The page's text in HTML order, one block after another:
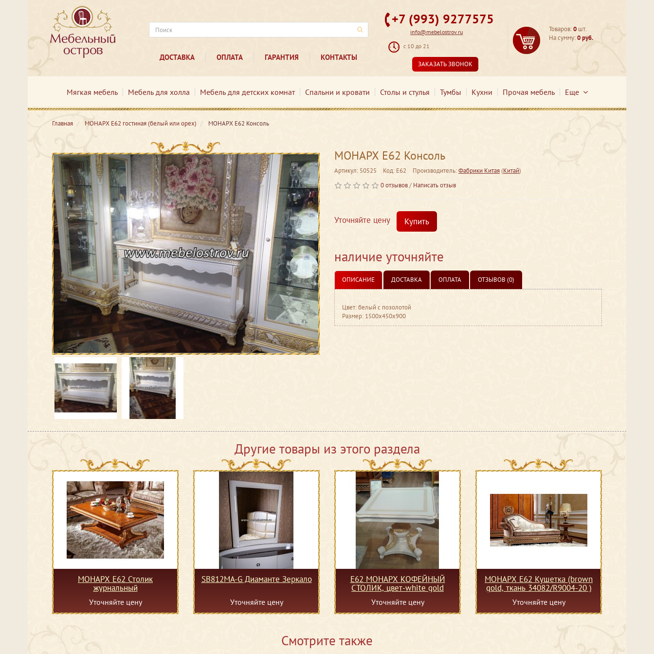
ДОСТАВКА ОПЛАТА ГАРАНТИЯ КОНТАКТЫ
+7 (993) 9277575
info@mebelostrov.ru
с 10 до 21
ЗАКАЗАТЬ ЗВОНОК
Товаров:0 шт.
На сумму:0 руб.
Мягкая мебель Мебель для холла Мебель для детских комнат Спальни и кровати Столы и стулья Тумбы Кухни Прочая мебель Еще
Главная МОНАРХ Е62 гостиная (белый или орех) МОНАРХ Е62 Консоль
МОНАРХ Е62 Консоль
Артикул: 50525 Код: Е62 Производитель:Фабрики Китая(Китай)
0 отзывов/ Написать отзыв
Уточняйте цену Купить
наличие уточняйте
ОПИСАНИЕ ДОСТАВКА ОПЛАТА ОТЗЫВОВ (0)
Цвет: белый с позолотой
Размер: 1500x450x900
Другие товары из этого раздела
МОНАРХ Е62 Столик
журнальный
Уточняйте цену
SB812MA-G Диаманте Зеркало
Уточняйте цену
Е62 МОНАРХ КОФЕЙНЫЙ
СТОЛИК, цвет-white gold
Уточняйте цену
МОНАРХ Е62 Кушетка (brown
gold, ткань 34082/R9004-20 )
Уточняйте цену
Смотрите также